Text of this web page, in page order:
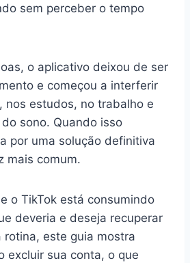
sem perceber o tempo
o aplicativo deixou de ser
e começou a interferir
nos estudos, no trabalho e
sono. Quando isso
por uma solução definitiva
mais comum.
o TikTok está consumindo
deveria e deseja recuperar
rotina, este guia mostra
excluir sua conta, o que